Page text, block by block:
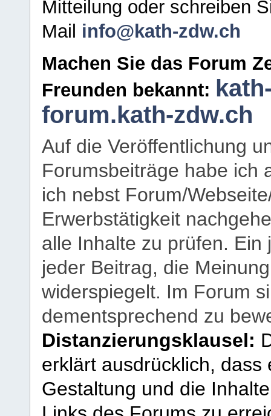
Mitteilung oder schreiben
Mail info@kath-zdw.ch
Machen Sie das Forum
Freunden bekannt:
forum.kath-zdw.ch
Auf die Veröffentlichung
Forumsbeiträge habe ich
ich nebst Forum/
Erwerbstätigkeit
alle Inhalte zu prüfen.
jeder Beitrag, die
widerspiegelt. Im Forum
dementsprechend zu
Distanzierungsklausel:
erklärt ausdrücklich,
Gestaltung und die